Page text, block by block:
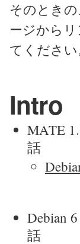
そのとき
ージから
てください
Intro
MATE
話
Debian
話